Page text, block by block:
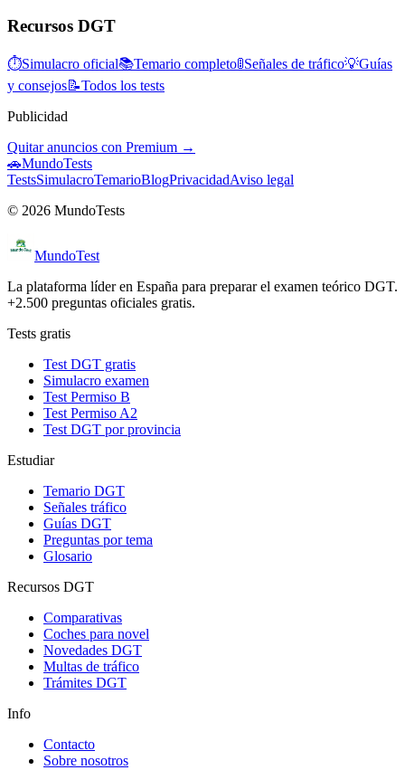
Recursos DGT
⏱Simulacro oficial📚Temario completo🚦Señales de tráfico💡Guías
y consejos📝Todos los tests
Publicidad
Quitar anuncios con Premium →
🚗MundoTests
TestsSimulacroTemarioBlogPrivacidadAviso legal
© 2026 MundoTests
MundoTest
La plataforma líder en España para preparar el examen teórico DGT.
+2.500 preguntas oficiales gratis.
Tests gratis
Test DGT gratis
Simulacro examen
Test Permiso B
Test Permiso A2
Test DGT por provincia
Estudiar
Temario DGT
Señales tráfico
Guías DGT
Preguntas por tema
Glosario
Recursos DGT
Comparativas
Coches para novel
Novedades DGT
Multas de tráfico
Trámites DGT
Info
Contacto
Sobre nosotros